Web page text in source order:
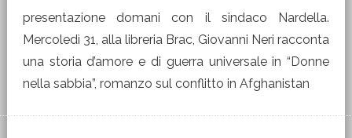
presentazione domani con il sindaco Nardella.
Mercoledì 31, alla libreria Brac, Giovanni Neri racconta
una storia d’amore e di guerra universale in “Donne
nella sabbia”, romanzo sul conflitto in Afghanistan